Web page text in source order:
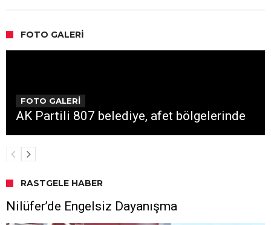
FOTO GALERI
FOTO GALERİ
AK Partili 807 belediye, afet bölgelerinde
RASTGELE HABER
Nilüfer’de Engelsiz Dayanışma